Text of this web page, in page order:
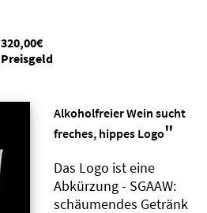
320,00€
Preisgeld
Alkoholfreier Wein sucht
freches, hippes Logo"
Das Logo ist eine
Abkürzung - SGAAW:
schäumendes Getränk